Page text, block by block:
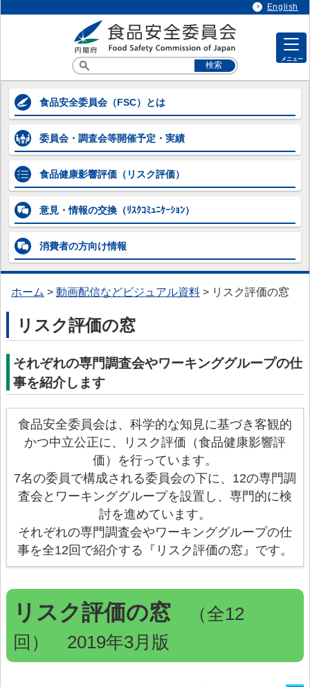
English
メニュー
各専門調査会等の情報
各専門調査会等の情報
> 企画等専門調査会
> 添加物専門調査会
> 農薬第一～第五専門調査会
> 動物用医薬品専門調査会
> 器具・容器包装専門調査会
> 汚染物質等専門調査会
> 微生物・ウイルス専門調査会
> プリオン専門調査会
> 遺伝子組換え食品等専門調査会
> 肥料・飼料等専門調査会
> ワーキンググループ
> 以前設置していた主なワーキンググループ
委託研究・調査事業
委託研究・調査事業等
> 研究課題について
データベース等
食品安全委員会 （FSC）とは
委員会・調査会等開催予定・実績
食品健康影響評価 （リスク評価）
意見・情報の交換 （ﾘｽｸｺﾐｭﾆｹｰｼｮﾝ）
消費者の方向け情報
ホーム > 動画配信などビジュアル資料 > リスク評価の窓
リスク評価の窓
それぞれの専門調査会やワーキンググループの仕
事を紹介します
食品安全委員会は、科学的な知見に基づき客観的
かつ中立公正に、リスク評価（食品健康影響評
価）を行っています。
7名の委員で構成される委員会の下に、12の専門調
査会とワーキンググループを設置し、専門的に検
討を進めています。
それぞれの専門調査会やワーキンググループの仕
事を全12回で紹介する『リスク評価の窓』です。
リスク評価の窓 （全12
回） 2019年3月版